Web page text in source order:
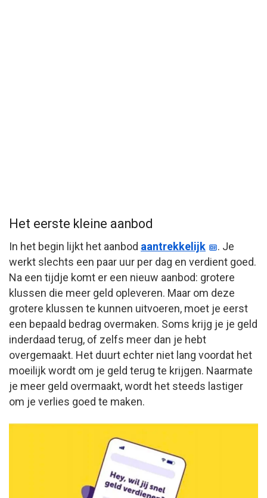
Het eerste kleine aanbod
In het begin lijkt het aanbod aantrekkelijk
. Je
werkt slechts een paar uur per dag en verdient goed.
Na een tijdje komt er een nieuw aanbod: grotere
klussen die meer geld opleveren. Maar om deze
grotere klussen te kunnen uitvoeren, moet je eerst
een bepaald bedrag overmaken. Soms krijg je je geld
inderdaad terug, of zelfs meer dan je hebt
overgemaakt. Het duurt echter niet lang voordat het
moeilijk wordt om je geld terug te krijgen. Naarmate
je meer geld overmaakt, wordt het steeds lastiger
om je verlies goed te maken.